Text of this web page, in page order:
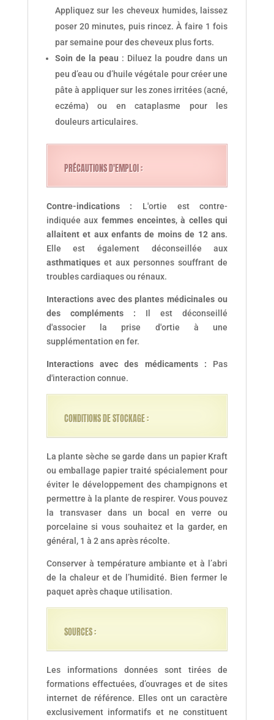
Appliquez sur les cheveux humides, laissez
poser 20 minutes, puis rincez. À faire 1 fois
par semaine pour des cheveux plus forts.
Soin de la peau : Diluez la poudre dans un
peu d’eau ou d’huile végétale pour créer une
pâte à appliquer sur les zones irritées (acné,
eczéma) ou en cataplasme pour les
douleurs articulaires.
PRÉCAUTIONS D'EMPLOI :
Contre-indications : L'ortie est contre-
indiquée aux femmes enceintes,à celles qui
allaitent et aux enfants de moins de 12 ans.
Elle est également déconseillée aux
asthmatiqueset aux personnes souffrant de
troubles cardiaques ou rénaux.
Interactions avec des plantes médicinales ou
des compléments : Il est déconseillé
d'associer la prise d'ortie à une
supplémentation en fer.
Interactions avec des médicaments : Pas
d'interaction connue.
CONDITIONS DE STOCKAGE :
La plante sèche se garde dans un papier Kraft
ou emballage papier traité spécialement pour
éviter le développement des champignons et
permettre à la plante de respirer. Vous pouvez
la transvaser dans un bocal en verre ou
porcelaine si vous souhaitez et la garder, en
général, 1 à 2 ans après récolte.
Conserver à température ambiante et à l’abri
de la chaleur et de l’humidité. Bien fermer le
paquet après chaque utilisation.
SOURCES :
Les informations données sont tirées de
formations effectuées, d’ouvrages et de sites
internet de référence. Elles ont un caractère
exclusivement informatifs et ne constituent